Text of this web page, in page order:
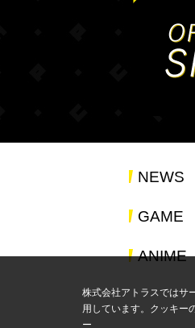
NEWS
GAME
ANIME
株式会社アトラスではサ
用しています。クッキー
ー